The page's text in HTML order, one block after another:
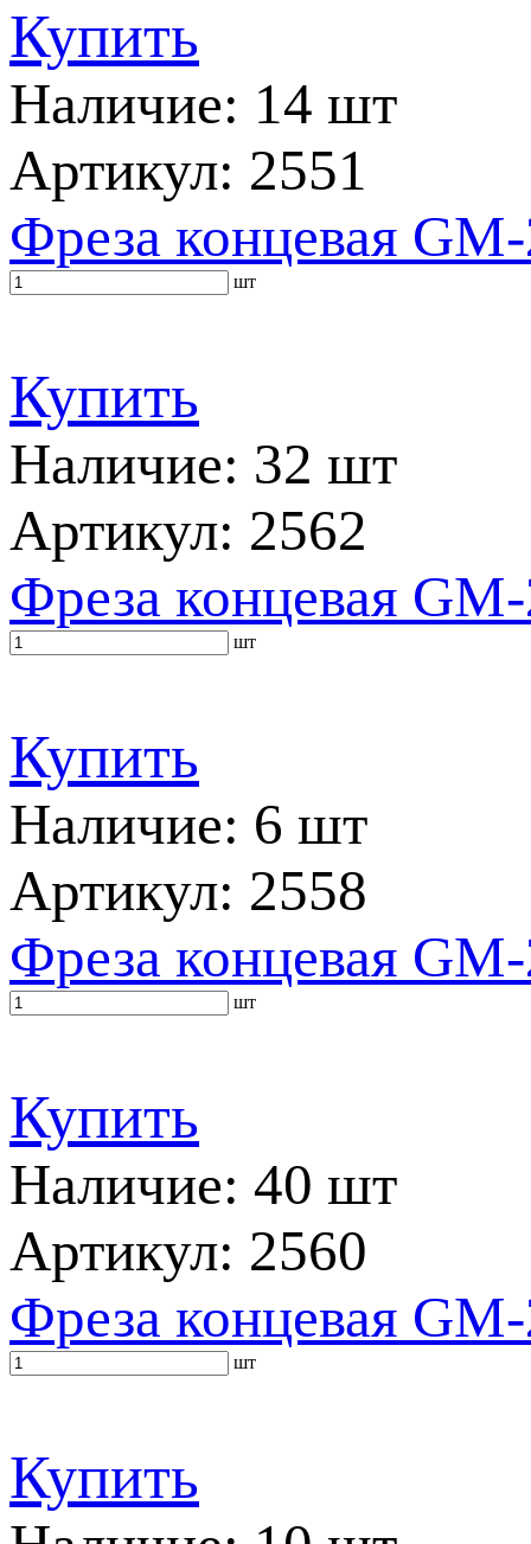
Купить
Наличие: 14 шт
Артикул: 2551
Фреза концевая
шт
Купить
Наличие: 32 шт
Артикул: 2562
Фреза концевая
шт
Купить
Наличие: 6 шт
Артикул: 2558
Фреза концевая
шт
Купить
Наличие: 40 шт
Артикул: 2560
Фреза концевая
шт
Купить